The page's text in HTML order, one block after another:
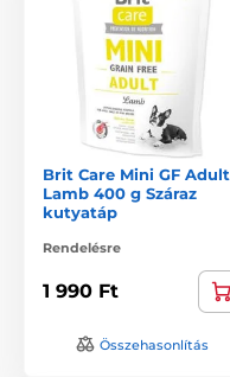
Brit Care Mini GF Adult
Lamb 400 g Száraz
kutyatáp
Rendelésre
1 990 Ft
Összehasonlítás